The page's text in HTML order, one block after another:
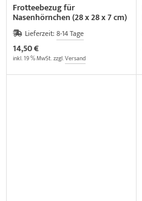
Frotteebezug für
Nasenhörnchen (28 x 28 x 7 cm)
Lieferzeit: 8-14 Tage
14,50 €
inkl. 19 % MwSt. zzgl.Versand